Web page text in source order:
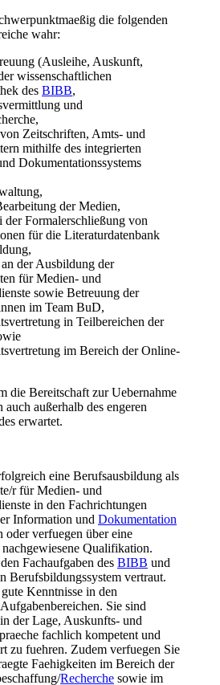
die folgenden
wahr:
(Ausleihe, Auskunft,
wissenschaftlichen
des BIBB,
und
Zeitschriften, Amts- und
mithilfe des integrierten
Dokumentationssystems
der Medien,
der Formalerschließung von
für die Literaturdatenbank
der Ausbildung der
für Medien- und
sowie Betreuung der
im Team BuD,
in Teilbereichen der
im Bereich der Online-
die Bereitschaft zur Uebernahme
außerhalb des engeren
erwartet.
eine Berufsausbildung als
r für Medien- und
in den Fachrichtungen
Information und Dokumentation
oder verfuegen über eine
Qualifikation.
Fachaufgaben des BIBB und
Berufsbildungssystem vertraut.
Kenntnisse in den
Sie sind
der Lage, Auskunfts- und
fachlich kompetent und
zu fuehren. Zudem verfuegen Sie
Faehigkeiten im Bereich der
Recherche sowie im